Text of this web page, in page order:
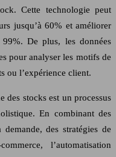
Cette technologie peut
jusqu’à 60% et améliorer
De plus, les données
pour analyser les motifs de
ou l’expérience client.
des stocks est un processus
En combinant des
des stratégies de
l’automatisation